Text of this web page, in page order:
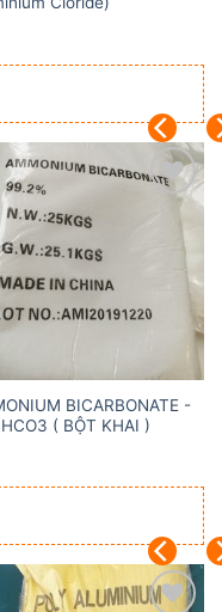
Add to
BICARBONATE -
( BỘT KHAI )